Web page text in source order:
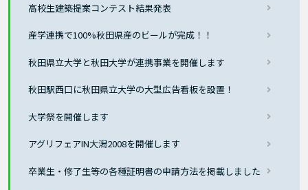
高校生建築提案コンテスト結果発表
産学連携で100%秋田県産のビールが完成！！
秋田県立大学と秋田大学が連携事業を開催します
秋田駅西口に秋田県立大学の大型広告看板を設置！
大学祭を開催します
アグリフェアIN大潟2008を開催します
卒業生・修了生等の各種証明書の申請方法を掲載しました